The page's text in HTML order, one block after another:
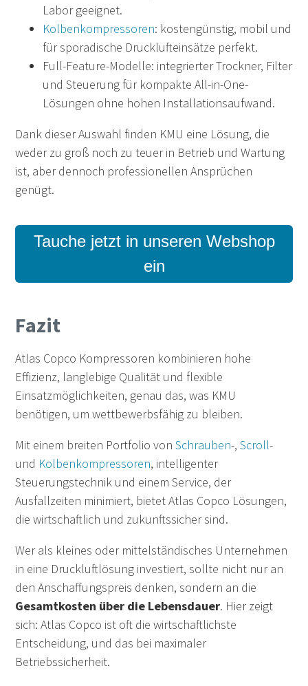
Labor geeignet.
Kolbenkompressoren: kostengünstig, mobil und
für sporadische Drucklufteinsätze perfekt.
Full-Feature-Modelle: integrierter Trockner, Filter
und Steuerung für kompakte All-in-One-
Lösungen ohne hohen Installationsaufwand.
Dank dieser Auswahl finden KMU eine Lösung, die
weder zu groß noch zu teuer in Betrieb und Wartung
ist, aber dennoch professionellen Ansprüchen
genügt.
Tauche jetzt in unseren Webshop
ein
Fazit
Atlas Copco Kompressoren kombinieren hohe
Effizienz, langlebige Qualität und flexible
Einsatzmöglichkeiten, genau das, was KMU
benötigen, um wettbewerbsfähig zu bleiben.
Mit einem breiten Portfolio von Schrauben-, Scroll-
und Kolbenkompressoren, intelligenter
Steuerungstechnik und einem Service, der
Ausfallzeiten minimiert, bietet Atlas Copco Lösungen,
die wirtschaftlich und zukunftssicher sind.
Wer als kleines oder mittelständisches Unternehmen
in eine Druckluftlösung investiert, sollte nicht nur an
den Anschaffungspreis denken, sondern an die
Gesamtkosten über die Lebensdauer. Hier zeigt
sich: Atlas Copco ist oft die wirtschaftlichste
Entscheidung, und das bei maximaler
Betriebssicherheit.